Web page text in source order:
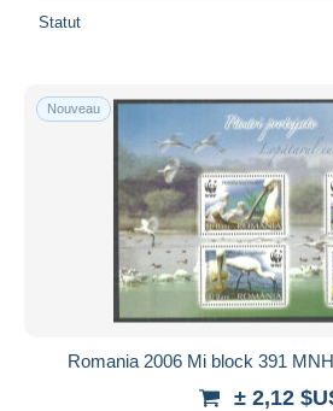
Statut
Nouveau
Romania 2006 Mi block 391
± 2,12